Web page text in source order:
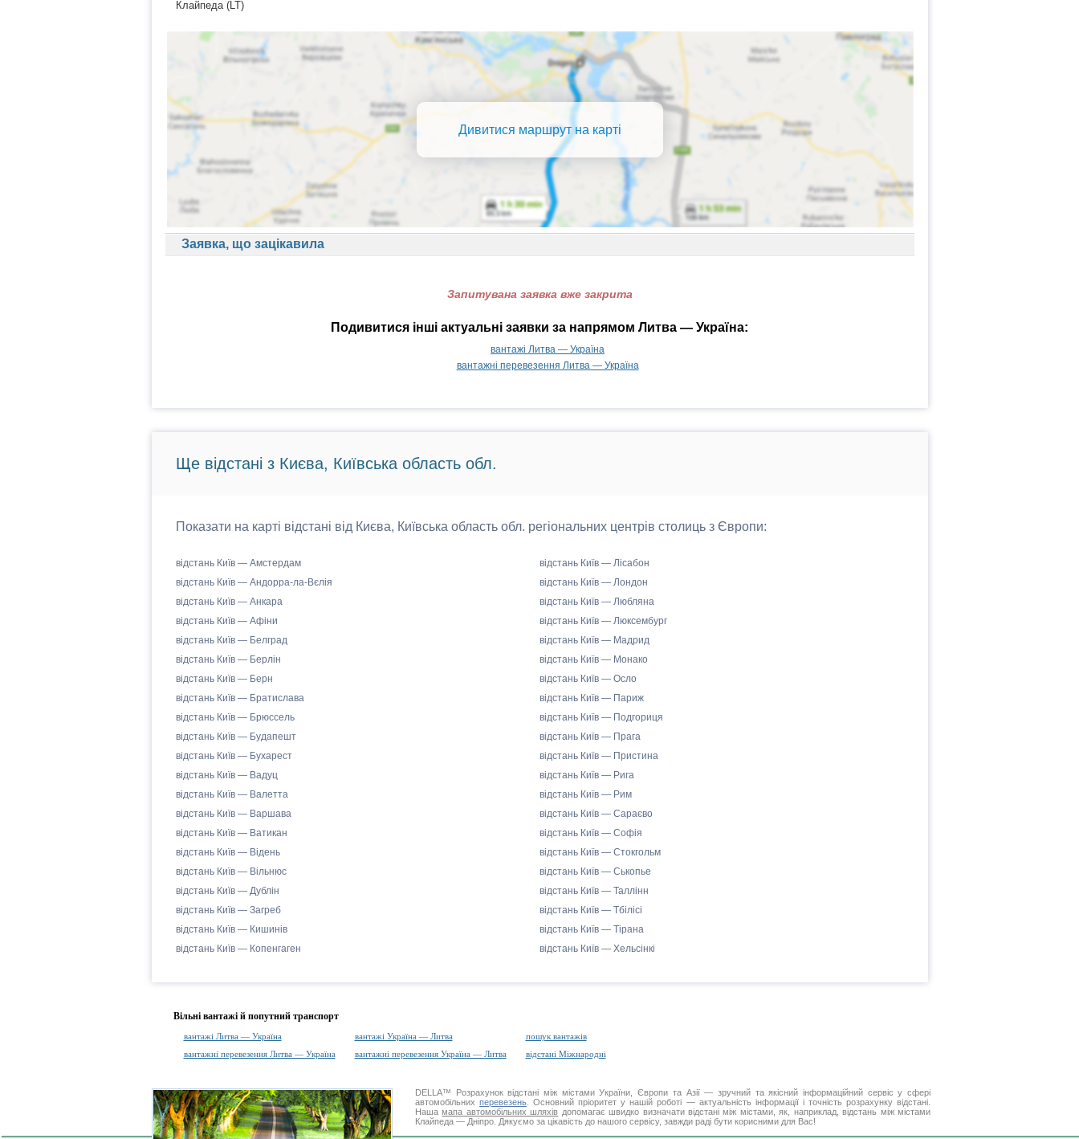
Клайпеда (LT)
Дивитися маршрут на карті
Заявка, що зацікавила
Запитувана заявка вже закрита
Подивитися інші актуальні заявки за напрямом Литва — Україна:
вантажі Литва — Україна
вантажні перевезення Литва — Україна
Ще відстані з Києва, Київська область обл.
Показати на карті відстані від Києва, Київська область обл. регіональних центрів столиць з Європи:
відстань Київ — Амстердам
відстань Київ — Андорра-ла-Вєлія
відстань Київ — Анкара
відстань Київ — Афіни
відстань Київ — Белград
відстань Київ — Берлін
відстань Київ — Берн
відстань Київ — Братислава
відстань Київ — Брюссель
відстань Київ — Будапешт
відстань Київ — Бухарест
відстань Київ — Вадуц
відстань Київ — Валетта
відстань Київ — Варшава
відстань Київ — Ватикан
відстань Київ — Відень
відстань Київ — Вільнюс
відстань Київ — Дублін
відстань Київ — Загреб
відстань Київ — Кишинів
відстань Київ — Копенгаген
відстань Київ — Лісабон
відстань Київ — Лондон
відстань Київ — Любляна
відстань Київ — Люксембург
відстань Київ — Мадрид
відстань Київ — Монако
відстань Київ — Осло
відстань Київ — Париж
відстань Київ — Подгориця
відстань Київ — Прага
відстань Київ — Пристина
відстань Київ — Рига
відстань Київ — Рим
відстань Київ — Сараєво
відстань Київ — Софія
відстань Київ — Стокгольм
відстань Київ — Ськопье
відстань Київ — Таллінн
відстань Київ — Тбілісі
відстань Київ — Тірана
відстань Київ — Хельсінкі
Вільні вантажі й попутний транспорт
вантажі Литва — Україна вантажі Україна — Литва
пошук вантажів
вантажні перевезення Литва — Україна
вантажні перевезення Україна — Литва відстані Міжнародні
DELLA™ Розрахунок відстані між містами України, Європи та Азії — зручний та якісний інформаційний сервіс у сфері
автомобільнихперевезень . Основний пріоритет у нашій роботі — актуальність інформації і точність розрахунку відстані.
Нашамапа автомобільних шляхів допомагає швидко визначати відстані між містами, як, наприклад, відстань між містами
Клайпеда — Дніпро. Дякуємо за цікавість до нашого сервісу, завжди раді бути корисними для Вас!